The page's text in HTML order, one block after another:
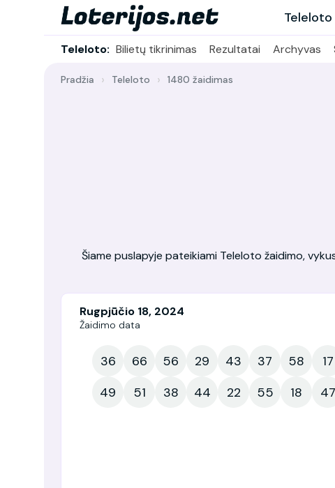
Teleloto
Teleloto: Bilietų tikrinimas Rezultatai Archyvas
Pradžia Teleloto 1480 žaidimas
Šiame puslapyje pateikiami Teleloto žaidimo,
Rugpjūčio 18, 2024
Žaidimo data
36 66 56 29 43 37 58 17
49
51 38 44 22 55 18 47